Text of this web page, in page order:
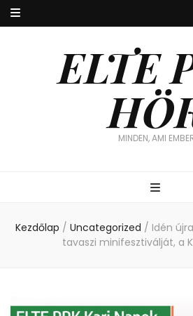
ELTE
MINDEN, AMI
Kezdőlap / Uncategorized / Idén
tavaszi minifesztiválját, a